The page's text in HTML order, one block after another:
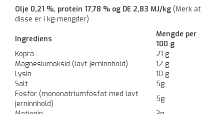
Olje 0,21 %, protein 17,78 % og DE 2,83 MJ/kg (Merk at
disse er i kg-mengder)
Ingrediens
Mengde per
100 g
Kopra
21 g
Magnesiumoksid (lavt jerninnhold)
12 g
Lysin
10 g
Salt
5g
Fosfor (mononatriumfosfat med lavt
jerninnhold)
5g